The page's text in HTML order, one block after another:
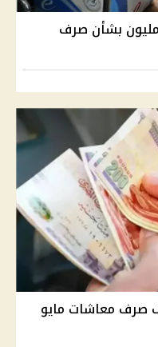
بالزيادة الجديدة نبأ مفرح لـ 11 مليون بشأن صرف
صرف معاشات مايو